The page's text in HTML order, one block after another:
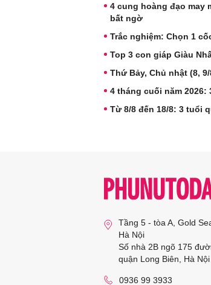
4 cung hoàng đạo may
bất ngờ
Trắc nghiệm: Chọn 1
Top 3 con giáp Giàu
Thứ Bảy, Chủ nhật (8,
4 tháng cuối năm
Từ 8/8 đến 18/8: 3 tuổi
Tầng 5 - tòa A, Gold
Hà Nội
Số nhà 2B ngõ 175
quận Long Biên, Hà Nội
0936 99 3933